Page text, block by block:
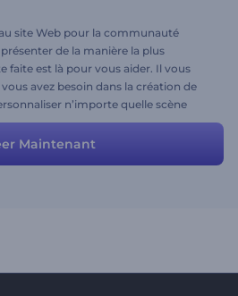
site Web pour la communauté
de la manière la plus
faite est là pour vous aider. Il vous
avez besoin dans la création de
n’importe quelle scène
vos fichiers multimédias, tapez vos
votre site Web.
Maintenant